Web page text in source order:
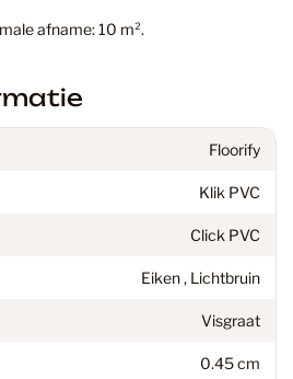
afname: 10 m².
Floorify
Klik PVC
Click PVC
Eiken , Lichtbruin
Visgraat
0.45 cm